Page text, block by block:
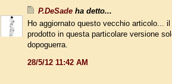
P.DeSade ha detto...
Ho aggiornato questo vecchio articolo...
prodotto in questa particolare versione
dopoguerra.
28/5/12 11:42 AM